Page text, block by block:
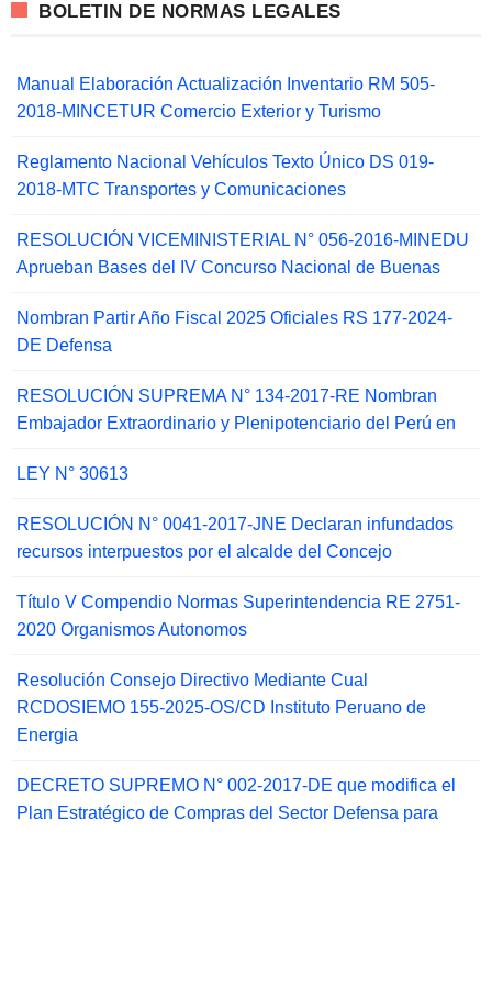
BOLETIN DE NORMAS LEGALES
Manual Elaboración Actualización Inventario RM 505-
2018-MINCETUR Comercio Exterior y Turismo
Reglamento Nacional Vehículos Texto Único DS 019-
2018-MTC Transportes y Comunicaciones
RESOLUCIÓN VICEMINISTERIAL N° 056-2016-MINEDU
Aprueban Bases del IV Concurso Nacional de Buenas
Nombran Partir Año Fiscal 2025 Oficiales RS 177-2024-
DE Defensa
RESOLUCIÓN SUPREMA N° 134-2017-RE Nombran
Embajador Extraordinario y Plenipotenciario del Perú en
LEY N° 30613
RESOLUCIÓN N° 0041-2017-JNE Declaran infundados
recursos interpuestos por el alcalde del Concejo
Título V Compendio Normas Superintendencia RE 2751-
2020 Organismos Autonomos
Resolución Consejo Directivo Mediante Cual
RCDOSIEMO 155-2025-OS/CD Instituto Peruano de
Energia
DECRETO SUPREMO N° 002-2017-DE que modifica el
Plan Estratégico de Compras del Sector Defensa para